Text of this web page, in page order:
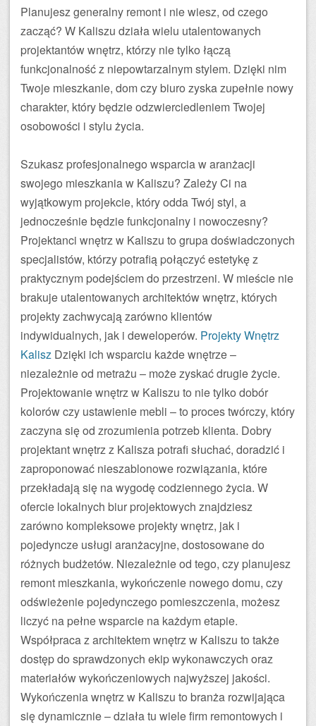
Planujesz generalny remont i nie wiesz, od czego
zacząć? W Kaliszu działa wielu utalentowanych
projektantów wnętrz, którzy nie tylko łączą
funkcjonalność z niepowtarzalnym stylem. Dzięki nim
Twoje mieszkanie, dom czy biuro zyska zupełnie nowy
charakter, który będzie odzwierciedleniem Twojej
osobowości i stylu życia.
Szukasz profesjonalnego wsparcia w aranżacji
swojego mieszkania w Kaliszu? Zależy Ci na
wyjątkowym projekcie, który odda Twój styl, a
jednocześnie będzie funkcjonalny i nowoczesny?
Projektanci wnętrz w Kaliszu to grupa doświadczonych
specjalistów, którzy potrafią połączyć estetykę z
praktycznym podejściem do przestrzeni. W mieście nie
brakuje utalentowanych architektów wnętrz, których
projekty zachwycają zarówno klientów
indywidualnych, jak i deweloperów. Projekty Wnętrz
Kalisz Dzięki ich wsparciu każde wnętrze –
niezależnie od metrażu – może zyskać drugie życie.
Projektowanie wnętrz w Kaliszu to nie tylko dobór
kolorów czy ustawienie mebli – to proces twórczy, który
zaczyna się od zrozumienia potrzeb klienta. Dobry
projektant wnętrz z Kalisza potrafi słuchać, doradzić i
zaproponować nieszablonowe rozwiązania, które
przekładają się na wygodę codziennego życia. W
ofercie lokalnych biur projektowych znajdziesz
zarówno kompleksowe projekty wnętrz, jak i
pojedyncze usługi aranżacyjne, dostosowane do
różnych budżetów. Niezależnie od tego, czy planujesz
remont mieszkania, wykończenie nowego domu, czy
odświeżenie pojedynczego pomieszczenia, możesz
liczyć na pełne wsparcie na każdym etapie.
Współpraca z architektem wnętrz w Kaliszu to także
dostęp do sprawdzonych ekip wykonawczych oraz
materiałów wykończeniowych najwyższej jakości.
Wykończenia wnętrz w Kaliszu to branża rozwijająca
się dynamicznie – działa tu wiele firm remontowych i